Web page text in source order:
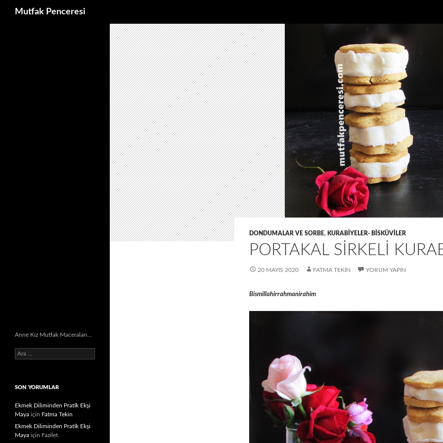
Mutfak Penceresi
DONDUMALAR VE SORBE, KURABIYELER- BISKÜVILER
PORTAKAL SIRKELI
20 MAYIS 2020 FATMA TEKIN YORUM YAPIN
Bismillahirrahmanirahim
Anne Kız Mutfak Maceraları…
Arama:
SON YORUMLAR
Ekmek Diliminden Pratik Ekşi
Maya için Fatma Tekin
Ekmek Diliminden Pratik Ekşi
Maya için Fazilet